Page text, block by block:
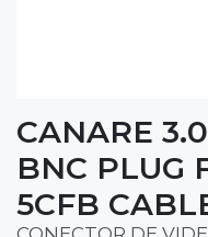
CANARE
BNC PLUG
5CFB